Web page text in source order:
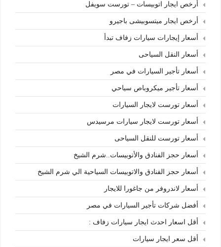
أرخص ايجار اتوبيسات – تورست سويفل
أرخص ايجار ميتسوبيشى باجيرو
أسعار إيجارات سيارات زفاف تبدأ
أسعار النقل السياحى
أسعار تأجير السيارات في مصر
أسعار تأجير ميكروباص سياحي
أسعار تورست لايجار السيارات
أسعار تورست لايجار سيارات مرسيدس
أسعار تورست للنقل السياحى
أسعار حجز الفنادق والأتوبيسات..شرم الشيخ
أسعار حجز الفنادق والاتوبيسات السياحية الي شرم الشيخ
أسعار لاندروفر من جاغورا للايجار
أفضل شركات تأجير السيارات في مصر
أقل اسعار احدث ايجار سيارات زفاف :
أقل سعر ايجار سيارات